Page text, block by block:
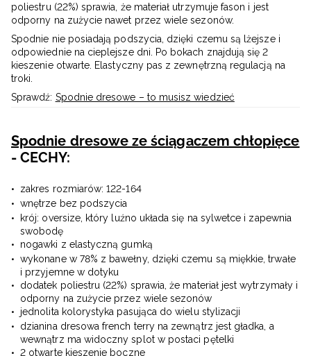
poliestru (22%) sprawia, że materiał utrzymuje fason i jest
odporny na zużycie nawet przez wiele sezonów.
Spodnie nie posiadają podszycia, dzięki czemu są lżejsze i
odpowiednie na cieplejsze dni. Po bokach znajdują się 2
kieszenie otwarte. Elastyczny pas z zewnętrzną regulacją na
troki.
Sprawdź: Spodnie dresowe – to musisz wiedzieć
Spodnie dresowe ze ściągaczem chłopięce
- CECHY:
zakres rozmiarów: 122-164
wnętrze bez podszycia
krój: oversize, który luźno układa się na sylwetce i zapewnia
swobodę
nogawki z elastyczną gumką
wykonane w 78% z bawełny, dzięki czemu są miękkie, trwałe
i przyjemne w dotyku
dodatek poliestru (22%) sprawia, że materiał jest wytrzymały i
odporny na zużycie przez wiele sezonów
jednolita kolorystyka pasująca do wielu stylizacji
dzianina dresowa french terry na zewnątrz jest gładka, a
wewnątrz ma widoczny splot w postaci pętelki
2 otwarte kieszenie boczne